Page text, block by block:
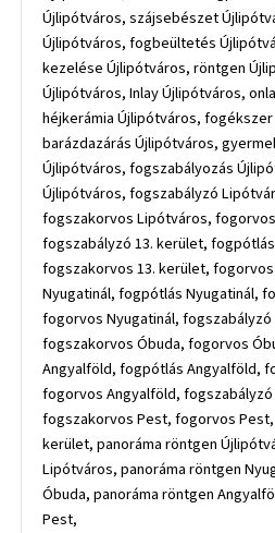
Újlipótváros, szájsebészet
Újlipótváros, fogbeültetés
kezelése Újlipótváros, röntgen
Újlipótváros, Inlay Újlipótváros,
héjkerámia Újlipótváros,
barázdazárás Újlipótváros,
Újlipótváros, fogszabályozás
Újlipótváros, fogszabályzó
fogszakorvos Lipótváros,
fogszabályzó 13. kerület,
fogszakorvos 13. kerület,
Nyugatinál, fogpótlás Nyugatinál,
fogorvos Nyugatinál,
fogszakorvos Óbuda, fogorvos
Angyalföld, fogpótlás Angyalföld,
fogorvos Angyalföld,
fogszakorvos Pest, fogorvos
kerület, panoráma röntgen
Lipótváros, panoráma röntgen
Óbuda, panoráma röntgen
Pest,